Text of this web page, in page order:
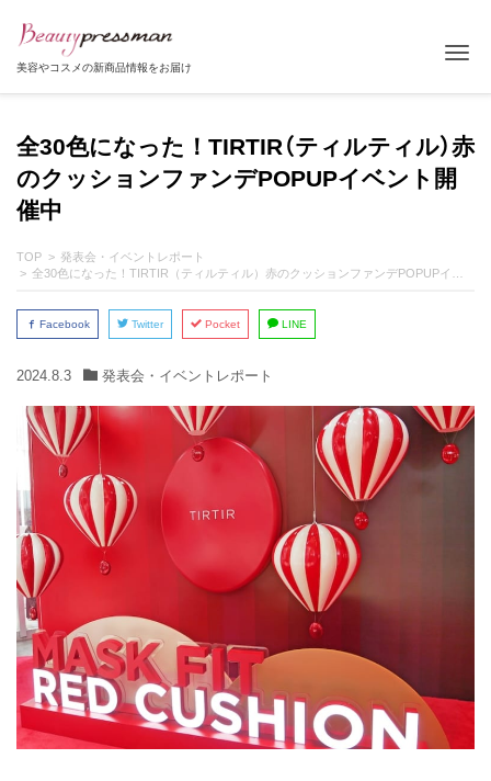
美容やコスメの新商品情報をお届け
全30色になった！TIRTIR（ティルティル）赤
のクッションファンデPOPUPイベント開
催中
TOP
発表会・イベントレポート
全30色になった！TIRTIR（ティルティル）赤のクッションファンデPOPUPイベント開催中
Facebook Twitter Pocket LINE
2024.8.3 発表会・イベントレポート